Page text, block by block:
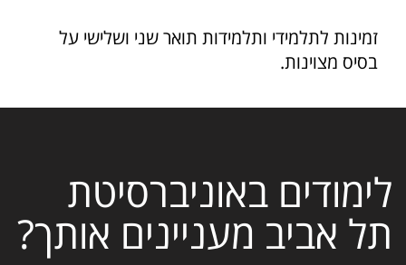
זמינות לתלמידי ותלמידות תואר שני ושלישי על
בסיס מצוינות.
לימודים באוניברסיטת
תל אביב מעניינים אותך?